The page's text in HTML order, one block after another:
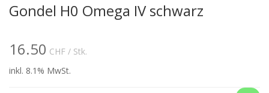
Gondel H0 Omega IV schwarz
16.50 CHF / Stk.
inkl. 8.1% MwSt.